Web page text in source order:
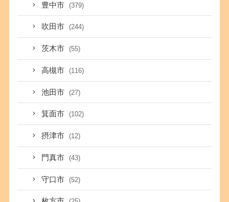
豊中市 (379)
吹田市 (244)
茨木市 (55)
高槻市 (116)
池田市 (27)
箕面市 (102)
摂津市 (12)
門真市 (43)
守口市 (52)